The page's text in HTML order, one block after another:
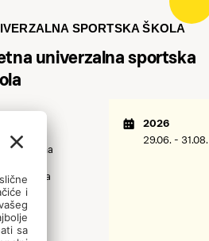
SPORTSKA ŠKOLA
univerzalna sportska
6-10 godina
Početnička
2026
29.06. - 31.08.